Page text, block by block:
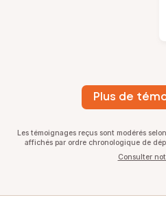
Plus de
Les témoignages reçus sont modérés
affichés par ordre chronologique de
Consulter